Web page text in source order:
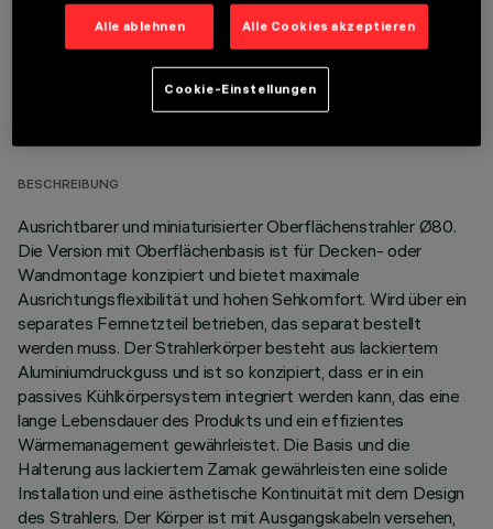
TECHNISCHE DATEN
BESCHREIBUNG
Ausrichtbarer und miniaturisierter Oberflächenstrahler Ø80.
Die Version mit Oberflächenbasis ist für Decken- oder
Wandmontage konzipiert und bietet maximale
Ausrichtungsflexibilität und hohen Sehkomfort. Wird über ein
separates Fernnetzteil betrieben, das separat bestellt
werden muss. Der Strahlerkörper besteht aus lackiertem
Aluminiumdruckguss und ist so konzipiert, dass er in ein
passives Kühlkörpersystem integriert werden kann, das eine
lange Lebensdauer des Produkts und ein effizientes
Wärmemanagement gewährleistet. Die Basis und die
Halterung aus lackiertem Zamak gewährleisten eine solide
Installation und eine ästhetische Kontinuität mit dem Design
des Strahlers. Der Körper ist mit Ausgangskabeln versehen,
Alle ablehnen Alle Cookies akzeptieren
Cookie-Einstellungen